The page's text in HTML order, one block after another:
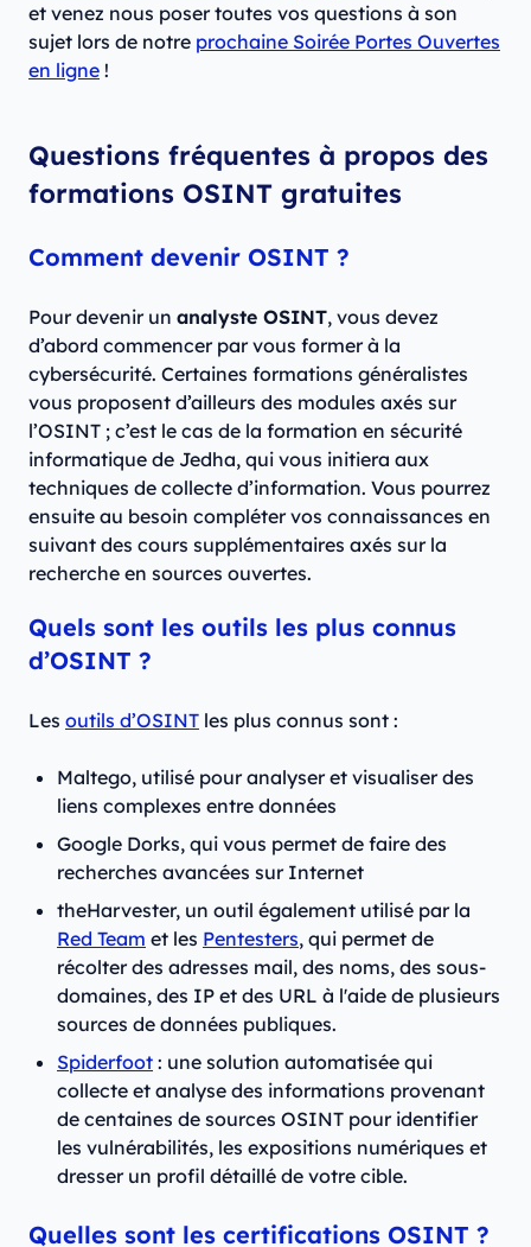
et venez nous poser toutes vos questions à son
sujet lors de notre prochaine Soirée Portes Ouvertes
en ligne !
Questions fréquentes à propos des
formations OSINT gratuites
Comment devenir OSINT ?
Pour devenir un analyste OSINT, vous devez
d’abord commencer par vous former à la
cybersécurité. Certaines formations généralistes
vous proposent d’ailleurs des modules axés sur
l’OSINT ; c’est le cas de la formation en sécurité
informatique de Jedha, qui vous initiera aux
techniques de collecte d’information. Vous pourrez
ensuite au besoin compléter vos connaissances en
suivant des cours supplémentaires axés sur la
recherche en sources ouvertes.
Quels sont les outils les plus connus
d’OSINT ?
Les outils d’OSINT les plus connus sont :
Maltego, utilisé pour analyser et visualiser des
liens complexes entre données
Google Dorks, qui vous permet de faire des
recherches avancées sur Internet
theHarvester, un outil également utilisé par la
Red Team et les Pentesters, qui permet de
récolter des adresses mail, des noms, des sous-
domaines, des IP et des URL à l'aide de plusieurs
sources de données publiques.
Spiderfoot : une solution automatisée qui
collecte et analyse des informations provenant
de centaines de sources OSINT pour identifier
les vulnérabilités, les expositions numériques et
dresser un profil détaillé de votre cible.
Quelles sont les certifications OSINT ?